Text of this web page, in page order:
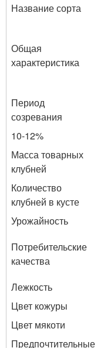
Название сорта
Общая
характеристика
Период
созревания
10-12%
Масса товарных
клубней
Количество
клубней в кусте
Урожайность
Потребительские
качества
Лежкость
Цвет кожуры
Цвет мякоти
Предпочтительные